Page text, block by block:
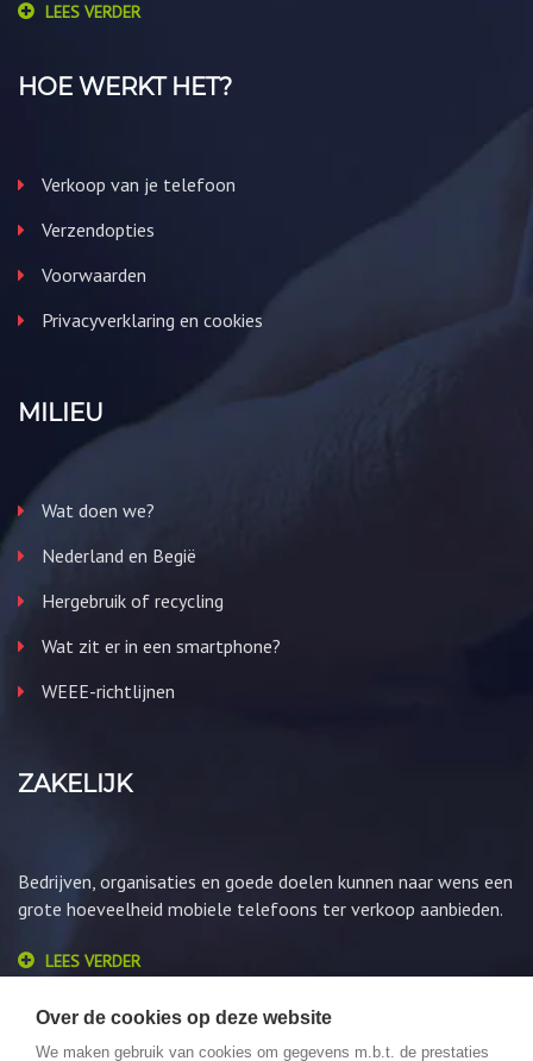
LEES VERDER
HOE WERKT HET?
Verkoop van je telefoon
Verzendopties
Voorwaarden
Privacyverklaring en cookies
MILIEU
Wat doen we?
Nederland en Begië
Hergebruik of recycling
Wat zit er in een smartphone?
WEEE-richtlijnen
ZAKELIJK
Bedrijven, organisaties en goede doelen kunnen naar wens een
grote hoeveelheid mobiele telefoons ter verkoop aanbieden.
LEES VERDER
Over de cookies op deze website
We maken gebruik van cookies om gegevens m.b.t. de prestaties